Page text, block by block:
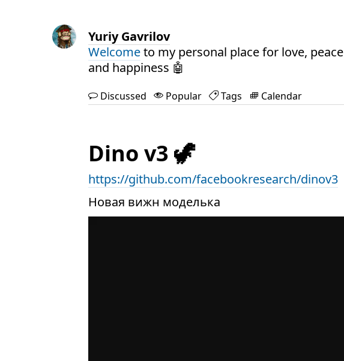
Yuriy Gavrilov
Welcometo my personal place for love, peace
and happiness 🤖
Discussed Popular Tags Calendar
Dino v3 🦖
https://github.com/facebookresearch/dinov3
Новая вижн моделька